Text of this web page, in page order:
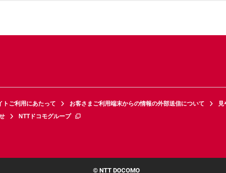
トご利用にあたって お客さまご利用端末からの情報の外部送信について
見
NTTドコモグループ
© NTT DOCOMO